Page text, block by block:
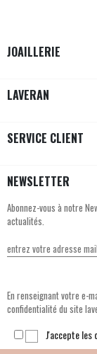
JOAILLERIE
LAVERAN
SERVICE CLIENT
NEWSLETTER
Abonnez-vous à notre
actualités.
En renseignant votre e-
confidentialité du site
J'accepte